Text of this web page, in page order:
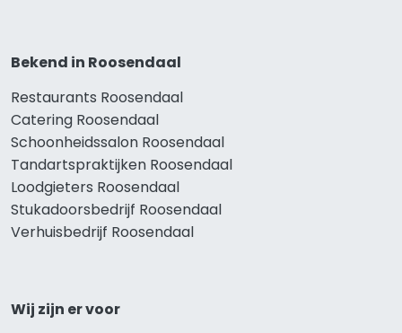
Bekend in Roosendaal
Restaurants Roosendaal
Catering Roosendaal
Schoonheidssalon Roosendaal
Tandartspraktijken Roosendaal
Loodgieters Roosendaal
Stukadoorsbedrijf Roosendaal
Verhuisbedrijf Roosendaal
Wij zijn er voor